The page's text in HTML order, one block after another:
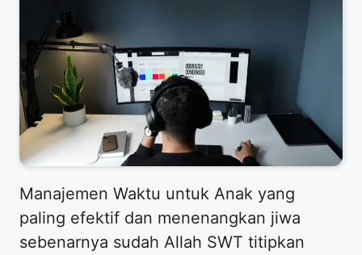
​Manajemen Waktu untuk Anak yang
paling efektif dan menenangkan jiwa
sebenarnya sudah Allah SWT titipkan